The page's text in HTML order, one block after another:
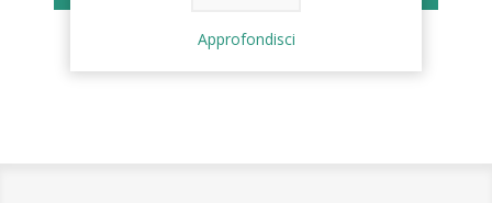
Approfondisci